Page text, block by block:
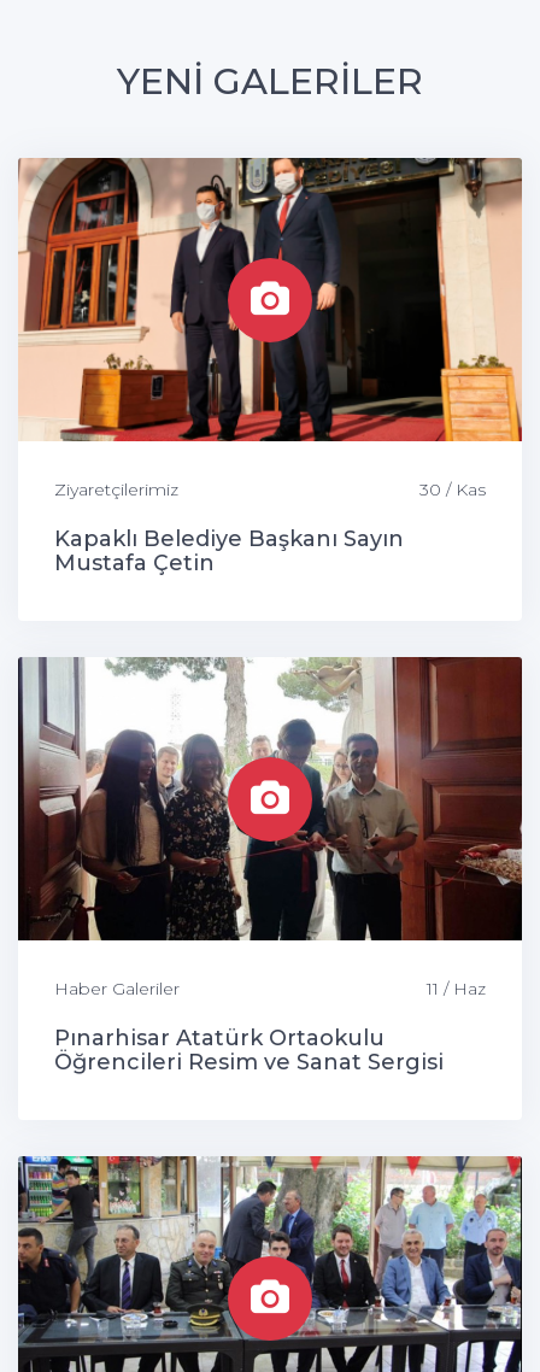
YENİ GALERİLER
Ziyaretçilerimiz 30 / Kas
Kapaklı Belediye Başkanı Sayın
Mustafa Çetin
Haber Galeriler 11 / Haz
Pınarhisar Atatürk Ortaokulu
Öğrencileri Resim ve Sanat Sergisi